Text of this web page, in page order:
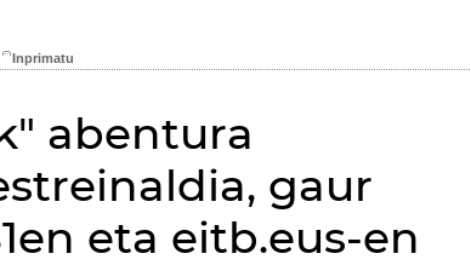
abentura
gaur
eta eitb.eus-en